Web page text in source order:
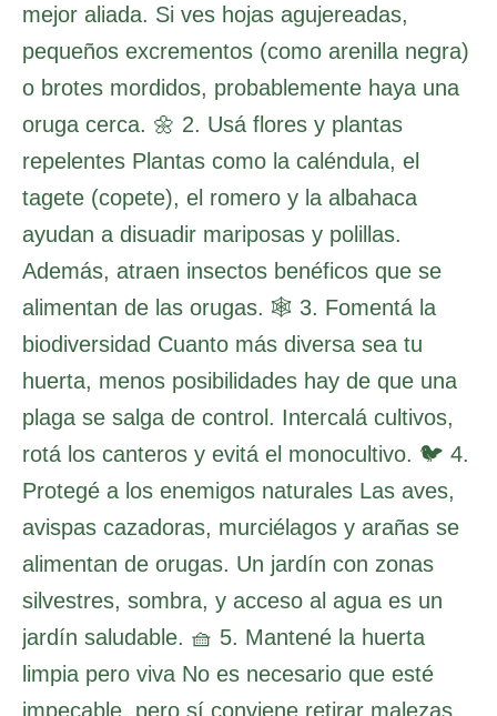
mejor aliada. Si ves hojas agujereadas,
pequeños excrementos (como arenilla negra)
o brotes mordidos, probablemente haya una
oruga cerca. 🌼 2. Usá flores y plantas
repelentes Plantas como la caléndula, el
tagete (copete), el romero y la albahaca
ayudan a disuadir mariposas y polillas.
Además, atraen insectos benéficos que se
alimentan de las orugas. 🕸️ 3. Fomentá la
biodiversidad Cuanto más diversa sea tu
huerta, menos posibilidades hay de que una
plaga se salga de control. Intercalá cultivos,
rotá los canteros y evitá el monocultivo. 🐦 4.
Protegé a los enemigos naturales Las aves,
avispas cazadoras, murciélagos y arañas se
alimentan de orugas. Un jardín con zonas
silvestres, sombra, y acceso al agua es un
jardín saludable. 🧺 5. Mantené la huerta
limpia pero viva No es necesario que esté
impecable, pero sí conviene retirar malezas